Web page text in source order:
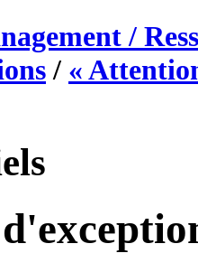
/
/ «